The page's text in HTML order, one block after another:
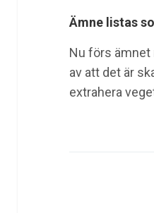
Ämne listas
Nu förs ämnet
av att det är
extrahera